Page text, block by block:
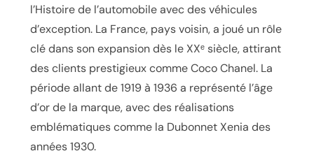
l’Histoire de l’automobile avec des véhicules
d’exception. La France, pays voisin, a joué un rôle
clé dans son expansion dès le XXᵉ siècle, attirant
des clients prestigieux comme Coco Chanel. La
période allant de 1919 à 1936 a représenté l’âge
d’or de la marque, avec des réalisations
emblématiques comme la Dubonnet Xenia des
années 1930.